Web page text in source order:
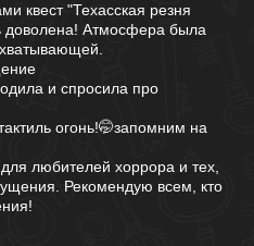
квест "Техасская резня
доволена! Атмосфера была
и спросила про
огонь!🤭запомним на
любителей хоррора и тех,
Рекомендую всем, кто